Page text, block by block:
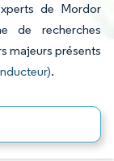
de Mordor
de recherches
majeurs présents
.